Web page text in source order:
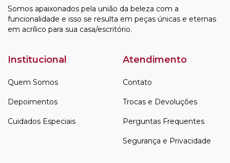
Somos apaixonados pela união da beleza com a
funcionalidade e isso se resulta em peças únicas e eternas
em acrílico para sua casa/escritório.
Institucional
Quem Somos
Depoimentos
Cuidados Especiais
Atendimento
Contato
Trocas e Devoluções
Perguntas Frequentes
Segurança e Privacidade